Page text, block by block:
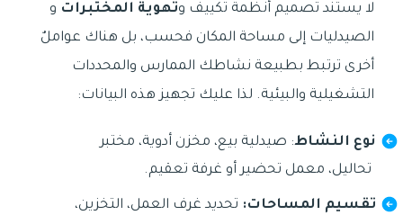
لا يستند تصميم أنظمة تكييف وتهوية المختبرات و
الصيدليات إلى مساحة المكان فحسب، بل هناك عواملٌ
أخرى ترتبط بطبيعة نشاطك الممارس والمحددات
التشغيلية والبيئية. لذا عليك تجهيز هذه البيانات:
نوع النشاط: صيدلية بيع، مخزن أدوية، مختبر
تحاليل، معمل تحضير أو غرفة تعقيم.
تقسيم المساحات: تحديد غرف العمل، التخزين،